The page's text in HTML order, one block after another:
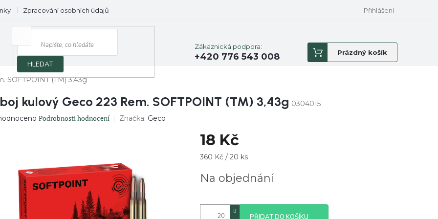
Zpracování osobních údajů Přihlášení
HLEDAT
Zákaznická podpora:
+420 776 543 008
Nákupní
košík
Prázdný košík
SOFTPOINT (TM) 3,43g
kulový Geco 223 Rem. SOFTPOINT (TM) 3,43g 0304015
Podrobnosti hodnocení Značka: Geco
18 Kč
Měrná
360 Kč / 20 ks
Na objednání
PŘIDAT DO KOŠÍKU